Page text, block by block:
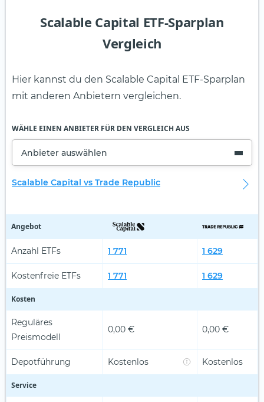
Scalable Capital ETF-Sparplan
Vergleich
Hier kannst du den Scalable Capital ETF-Sparplan
mit anderen Anbietern vergleichen.
WÄHLE EINEN ANBIETER FÜR DEN VERGLEICH AUS
Anbieter auswählen
Scalable Capital vs Trade Republic
Angebot
Anzahl ETFs 1 771 1 629
Kostenfreie ETFs 1 771 1 629
Kosten
Reguläres
Preismodell
0,00 € 0,00 €
Depotführung Kostenlos Kostenlos
Service